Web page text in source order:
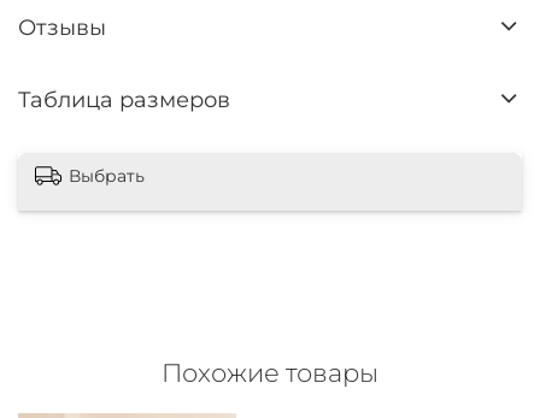
Отзывы
Таблица размеров
Выбрать
Похожие товары